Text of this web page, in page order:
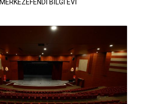
MERKEZEFENDİ BİLGİ EVİ